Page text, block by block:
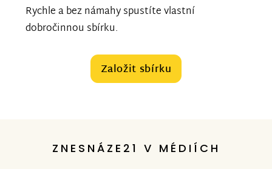
Rychle a bez námahy spustíte vlastní
dobročinnou sbírku.
Založit sbírku
ZNESNÁZE21 V MÉDIÍCH